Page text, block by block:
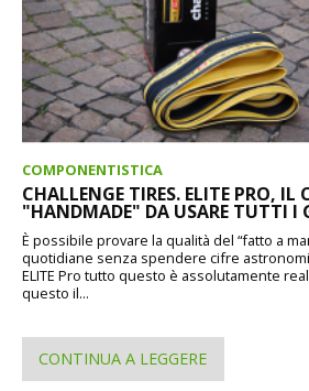
COMPONENTISTICA
CHALLENGE TIRES. ELITE PRO, IL
"HANDMADE" DA USARE TUTTI I
È possibile provare la qualità del “fatto a
quotidiane senza spendere cifre
ELITE Pro tutto questo è assolutamente
questo il...
CONTINUA A LEGGERE